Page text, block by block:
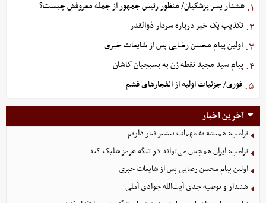
۱. هشدار پسر پزشکیان/ منظور رئیس جمهور از جمله معروفش چیست؟
۲. تکذیب یک خبر درباره سردار ذوالقدر
۳. اولین پیام محسن رضایی پس از شایعات خبری
۴. پیام سید مجید نقطه زن به بسیجیان کاشان
۵. فوری/ جزئیات اولیه از انفجارهای قشم
آخرین اخبار
ترامپ: همیشه به مهمات بیشتر نیاز داریم
ترامپ: ایران همچنان می‌تواند در تنگه هرمز شلیک کند
اولین پیام محسن رضایی پس از شایعات خبری
هشدار و توصیه جدی آیت‌الله جوادی آملی